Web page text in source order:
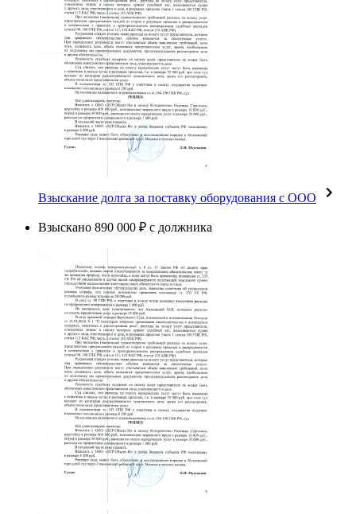
Взыскание долга за поставку оборудования с ООО
Взыскано 890 000 ₽ с должника